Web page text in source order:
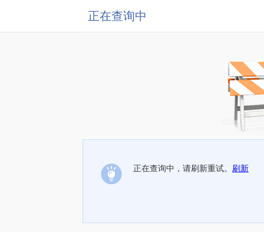
正在查询中
正在查询中，请刷新重试。 刷新